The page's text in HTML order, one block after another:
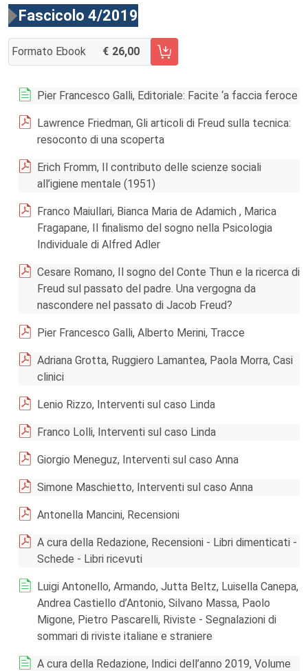
Fascicolo 4/2019
Formato Ebook 26,00
AGGIUNGI AL CARRELLO FASCICOLO 4/2019
Pier Francesco Galli, Editoriale: Facite ‘a faccia feroce
Lawrence Friedman, Gli articoli di Freud sulla tecnica:
resoconto di una scoperta
Erich Fromm, Il contributo delle scienze sociali
all’igiene mentale (1951)
Franco Maiullari, Bianca Maria de Adamich , Marica
Fragapane, Il finalismo del sogno nella Psicologia
Individuale di Alfred Adler
Cesare Romano, Il sogno del Conte Thun e la ricerca di
Freud sul passato del padre. Una vergogna da
nascondere nel passato di Jacob Freud?
Pier Francesco Galli, Alberto Merini, Tracce
Adriana Grotta, Ruggiero Lamantea, Paola Morra, Casi
clinici
Lenio Rizzo, Interventi sul caso Linda
Franco Lolli, Interventi sul caso Linda
Giorgio Meneguz, Interventi sul caso Anna
Simone Maschietto, Interventi sul caso Anna
Antonella Mancini, Recensioni
A cura della Redazione, Recensioni - Libri dimenticati -
Schede - Libri ricevuti
Luigi Antonello, Armando, Jutta Beltz, Luisella Canepa,
Andrea Castiello d’Antonio, Silvano Massa, Paolo
Migone, Pietro Pascarelli, Riviste - Segnalazioni di
sommari di riviste italiane e straniere
A cura della Redazione, Indici dell’anno 2019, Volume